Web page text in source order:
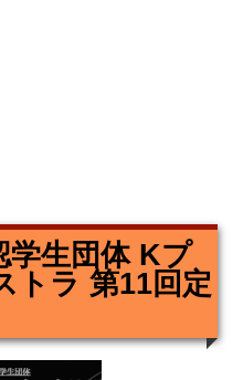
学生団体 Kプ
トラ 第11回定